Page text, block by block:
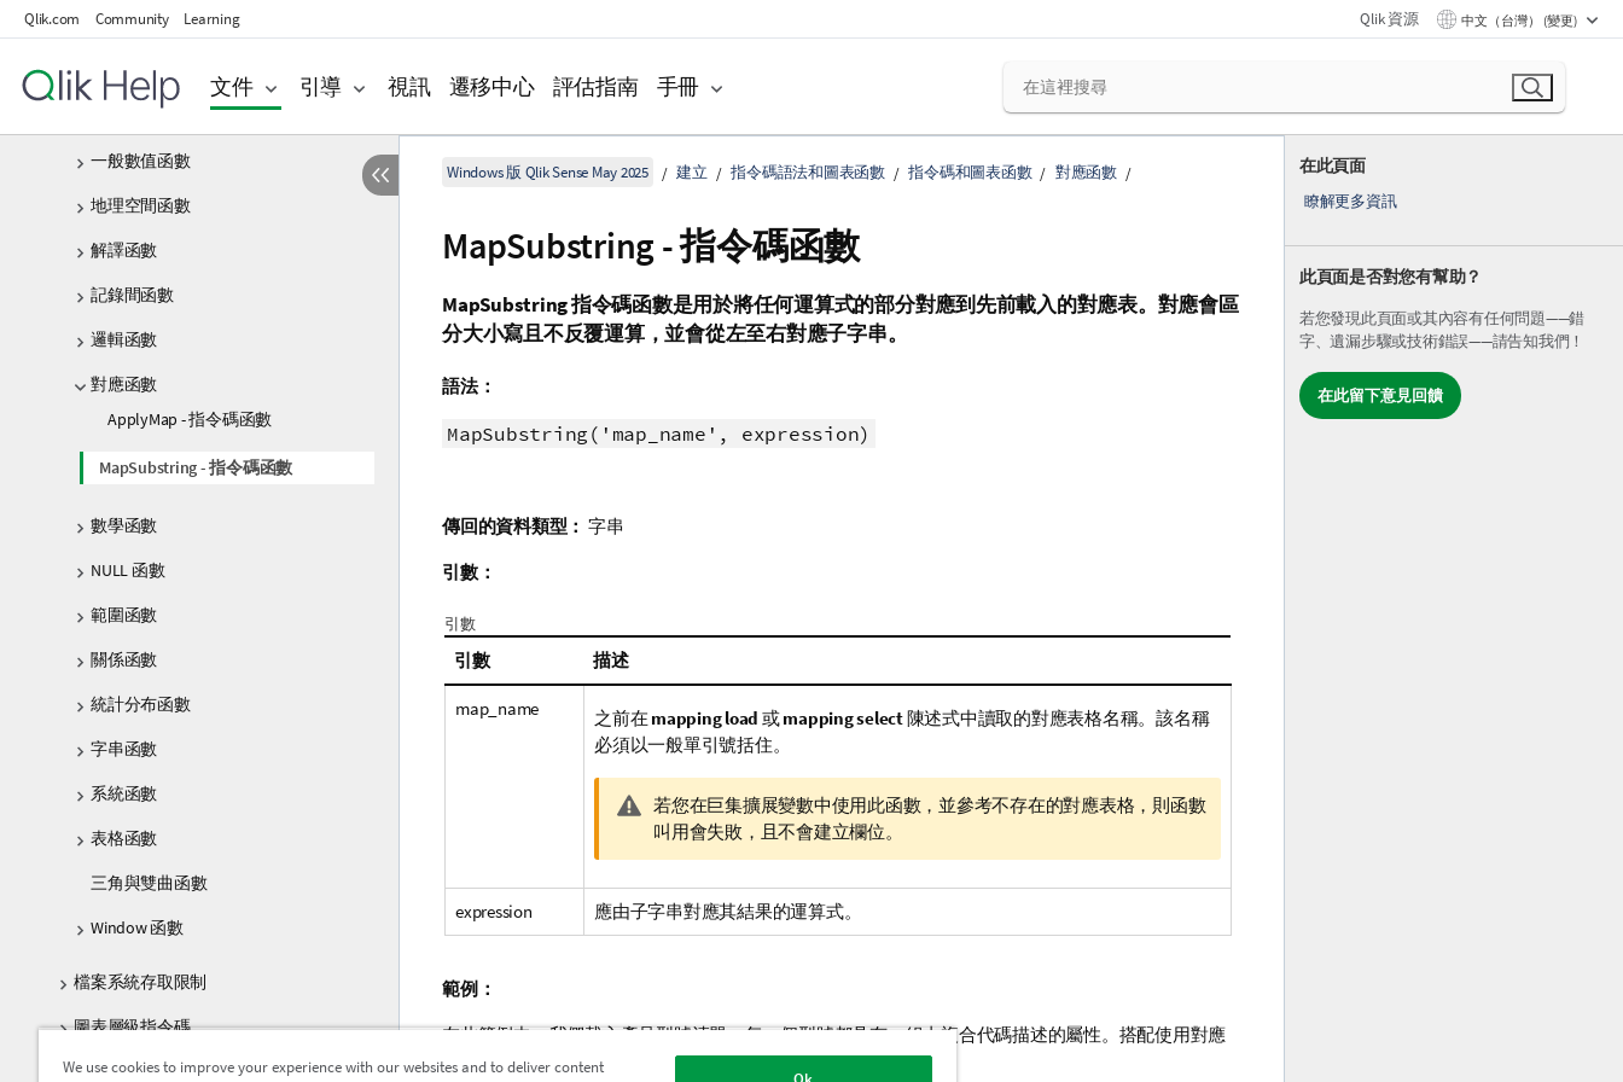
Qlik.com Community Learning Qlik 資源 中文（台灣） (變更)
文件 引導 視訊 遷移中心 評估指南 手冊
檔案函數
財務函數
格式設定函數
一般數值函數
地理空間函數
解譯函數
記錄間函數
邏輯函數
對應函數
ApplyMap - 指令碼函數
MapSubstring - 指令碼函數
數學函數
NULL 函數
範圍函數
關係函數
統計分布函數
字串函數
系統函數
表格函數
三角與雙曲函數
Window 函數
檔案系統存取限制
圖表層級指令碼
Qlik Sense 中不支援的 QlikView 函數與陳
在此頁面
瞭解更多資訊
此頁面是否對您有幫助？
若您發現此頁面或其內容有任何問題——錯
字、遺漏步驟或技術錯誤——請告知我們！
在此留下意見回饋
Windows 版 Qlik Sense May 2025 建立 指令碼語法和圖表函數 指令碼和圖表函數 對應函數
MapSubstring - 指令碼函數
MapSubstring指令碼函數是用於將任何運算式的部分對應到先前載入的對應表。對應會區
分大小寫且不反覆運算，並會從左至右對應子字串。
語法：
MapSubstring('map_name', expression)
傳回的資料類型： 字串
引數：
引數
引數 描述
map_name 之前在 mapping load 或mapping select陳述式中讀取的對應表格名稱。該名稱
必須以一般單引號括住。
警
告
備
註
若您在巨集擴展變數中使用此函數，並參考不存在的對應表格，則函數
叫用會失敗，且不會建立欄位。
expression 應由子字串對應其結果的運算式。
範例：
在此範例中，我們載入產品型號清單。每一個型號都具有一組由複合代碼描述的屬性。搭配使用對應
表格與MapSubstring，我們可以將屬性代碼展開為描述。
We use cookies to improve your experience with our websites and to deliver content